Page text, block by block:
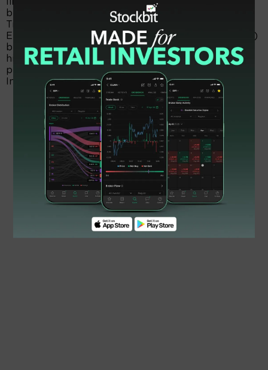
biaya melalui kemitraan strategis dari Jepang dan
Timur Tengah. Khususnya, kolaborasi dengan Tokyo
Electric Power Company Holdings, Inc. (TEPCO HD)
berfokus pada perluasan kapasitas melalui produksi
hidrogen, memperkuat posisi PGEO sebagai
pemimpin dalam sumber energi terbarukan di
Indonesia.